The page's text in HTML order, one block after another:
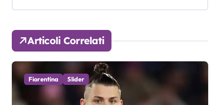
g
a
z
i
o
Articoli Correlati
Fiorentina Slider